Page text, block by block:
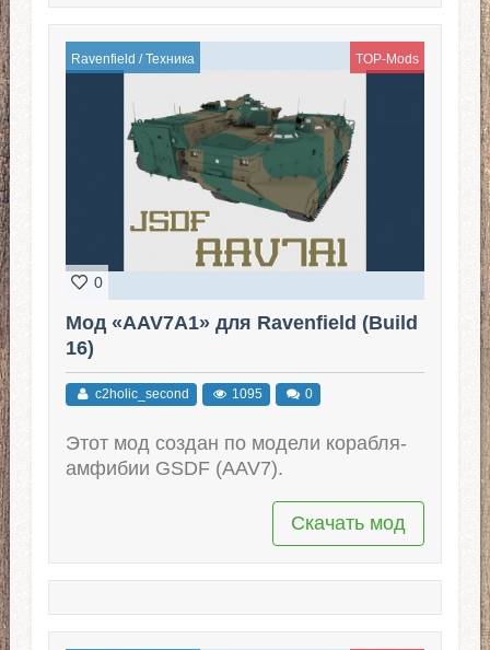
Ravenfield /Техника TOP-Mods
0
Мод «AAV7A1» для Ravenfield (Build
16)
c2holic_second 1095 0
Этот мод создан по модели корабля-
амфибии GSDF (AAV7).
Скачать мод